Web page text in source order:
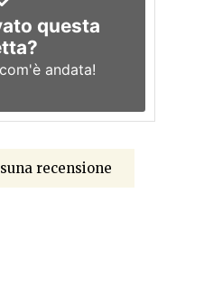
questa
com'è andata!
recensione